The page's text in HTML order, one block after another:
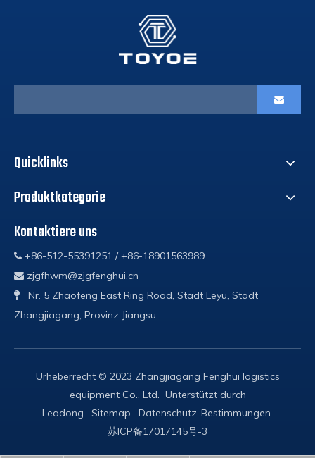
Quicklinks
Produktkategorie
Kontaktiere uns
 +86-512-55391251 / +86-18901563989
 zjgfhwm@zjgfenghui.cn

Nr. 5 Zhaofeng East Ring Road, Stadt Leyu, Stadt
Zhangjiagang, Provinz Jiangsu
Urheberrecht © 2023 Zhangjiagang Fenghui logistics
equipment Co., Ltd. Unterstützt durch
Leadong. Sitemap. Datenschutz-Bestimmungen.
苏ICP备17017145号-3